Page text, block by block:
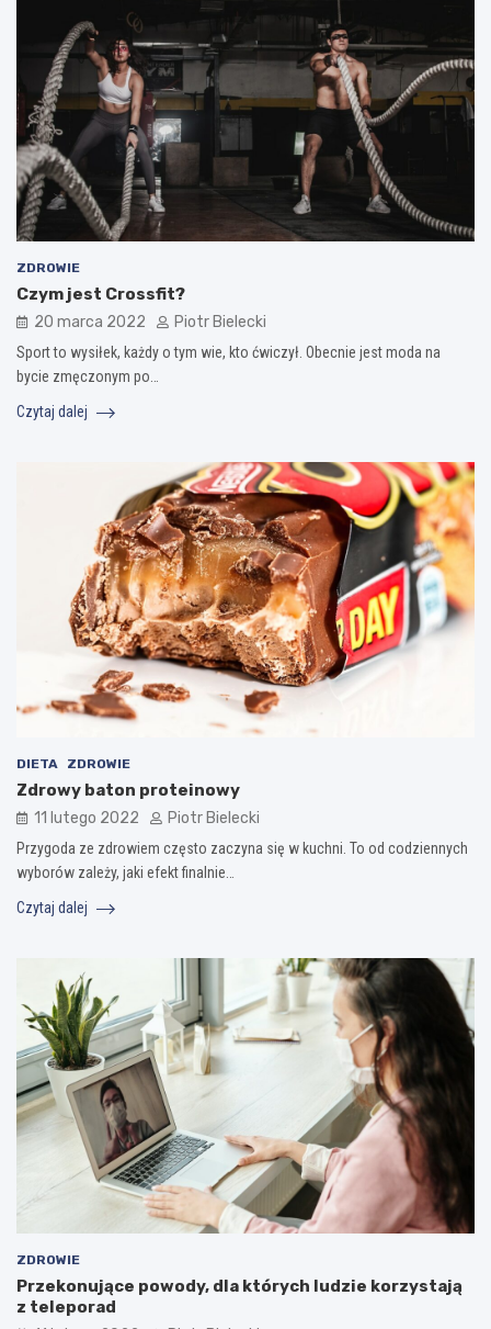
ZDROWIE
Czym jest Crossfit?
20 marca 2022 Piotr Bielecki
Sport to wysiłek, każdy o tym wie, kto ćwiczył. Obecnie jest moda na
bycie zmęczonym po…
Czytaj dalej
DIETA ZDROWIE
Zdrowy baton proteinowy
11 lutego 2022 Piotr Bielecki
Przygoda ze zdrowiem często zaczyna się w kuchni. To od codziennych
wyborów zależy, jaki efekt finalnie…
Czytaj dalej
ZDROWIE
Przekonujące powody, dla których ludzie korzystają
z teleporad